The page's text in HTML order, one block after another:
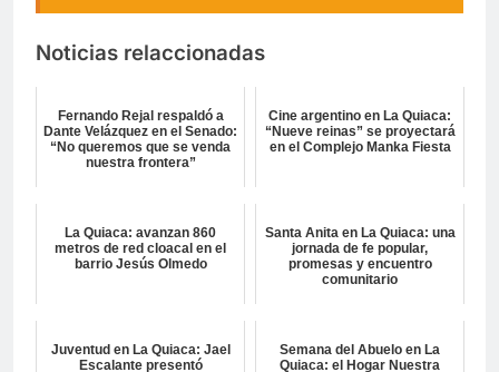
Noticias relaccionadas
Fernando Rejal respaldó a
Dante Velázquez en el Senado:
“No queremos que se venda
nuestra frontera”
Cine argentino en La Quiaca:
“Nueve reinas” se proyectará
en el Complejo Manka Fiesta
La Quiaca: avanzan 860
metros de red cloacal en el
barrio Jesús Olmedo
Santa Anita en La Quiaca: una
jornada de fe popular,
promesas y encuentro
comunitario
Juventud en La Quiaca: Jael
Escalante presentó
Semana del Abuelo en La
Quiaca: el Hogar Nuestra